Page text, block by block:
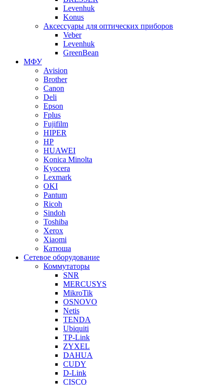
Levenhuk
Konus
Аксессуары для оптических приборов
Veber
Levenhuk
GreenBean
МФУ
Avision
Brother
Canon
Deli
Epson
Fplus
Fujifilm
HIPER
HP
HUAWEI
Konica Minolta
Kyocera
Lexmark
OKI
Pantum
Ricoh
Sindoh
Toshiba
Xerox
Xiaomi
Катюша
Сетевое оборудование
Коммутаторы
SNR
MERCUSYS
MikroTik
OSNOVO
Netis
TENDA
Ubiquiti
TP-Link
ZYXEL
DAHUA
CUDY
D-Link
CISCO